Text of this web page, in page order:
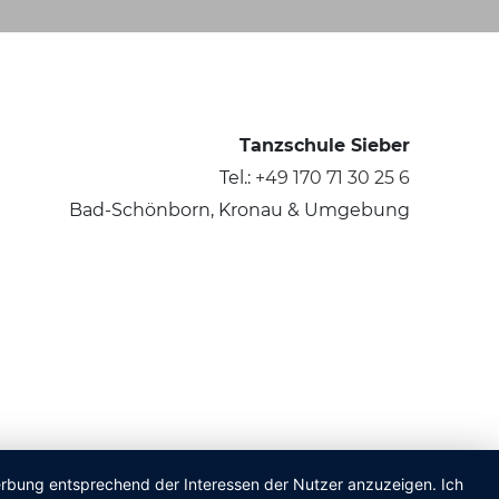
Tanzschule Sieber
Tel.: +49 170 71 30 25 6
Bad-Schönborn, Kronau & Umgebung
entsprechend der Interessen der Nutzer anzuzeigen. Ich